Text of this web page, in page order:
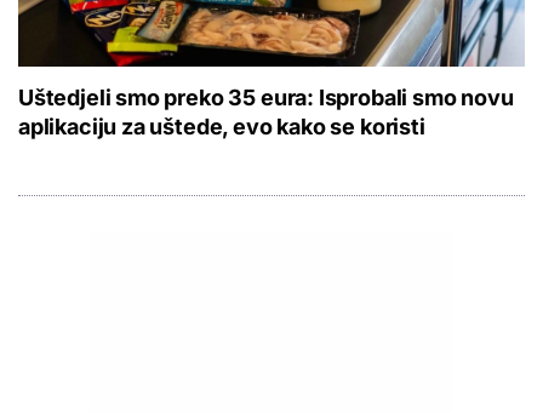
Uštedjeli smo preko 35 eura: Isprobali smo novu
aplikaciju za uštede, evo kako se koristi